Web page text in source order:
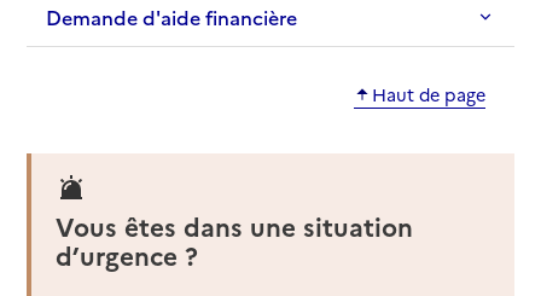
Demande d'aide financière
Haut de page
Vous êtes dans une situation
d’urgence ?